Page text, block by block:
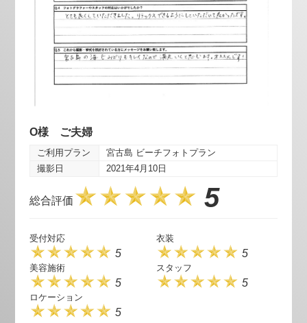
O様 ご夫婦
ご利用プラン
宮古島 ビーチフォトプラン
撮影日
2021年4月10日
総合評価 5
受付対応
5
衣装
5
美容施術
5
スタッフ
5
ロケーション
5